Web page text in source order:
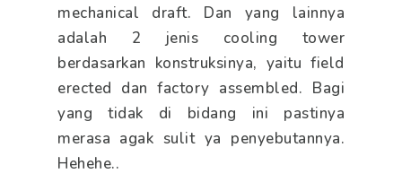
mechanical draft. Dan yang lainnya
adalah 2 jenis cooling tower
berdasarkan konstruksinya, yaitu field
erected dan factory assembled. Bagi
yang tidak di bidang ini pastinya
merasa agak sulit ya penyebutannya.
Hehehe..